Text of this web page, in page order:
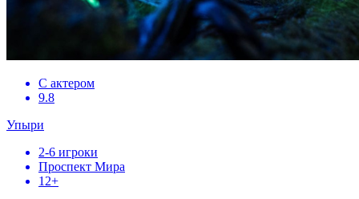
С актером
9.8
Упыри
2-6 игроки
Проспект Мира
12+